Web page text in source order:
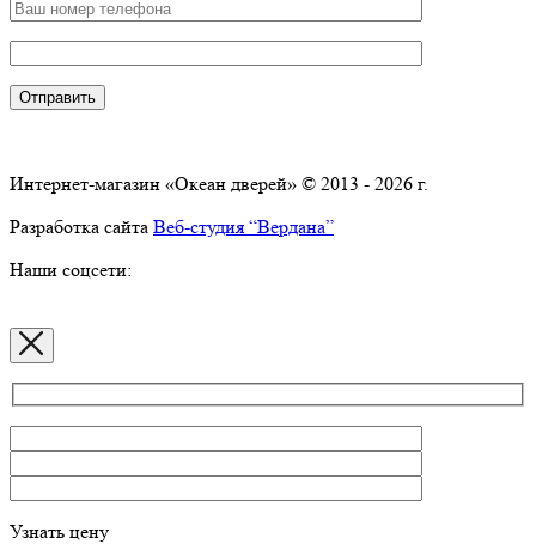
Интернет-магазин «Океан дверей» © 2013 - 2026 г.
Разработка сайта Веб-студия “Вердана”
Наши соцсети:
Узнать цену